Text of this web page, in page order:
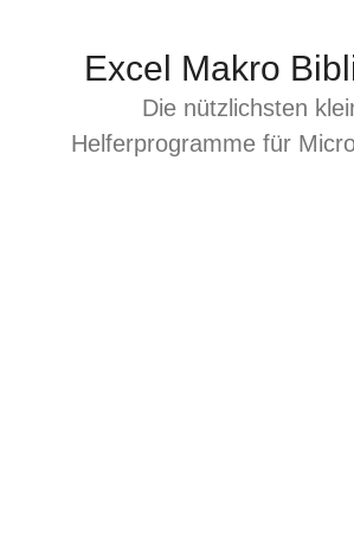
Excel Makro
Die nützlichsten
Helferprogramme für